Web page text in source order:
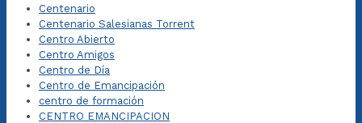
Centenario
Centenario Salesianas Torrent
Centro Abierto
Centro Amigos
Centro de Día
Centro de Emancipación
centro de formación
CENTRO EMANCIPACION